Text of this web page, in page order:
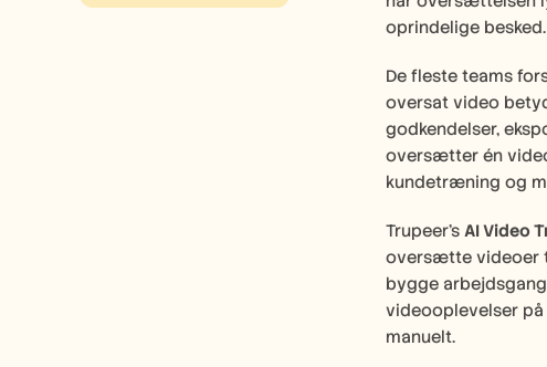
oprindelige besked.
De fleste teams
oversat video
godkendelser,
oversætter én
kundetræning og
Trupeer’s AI Video
oversætte videoer
bygge
videooplevelser
manuelt.